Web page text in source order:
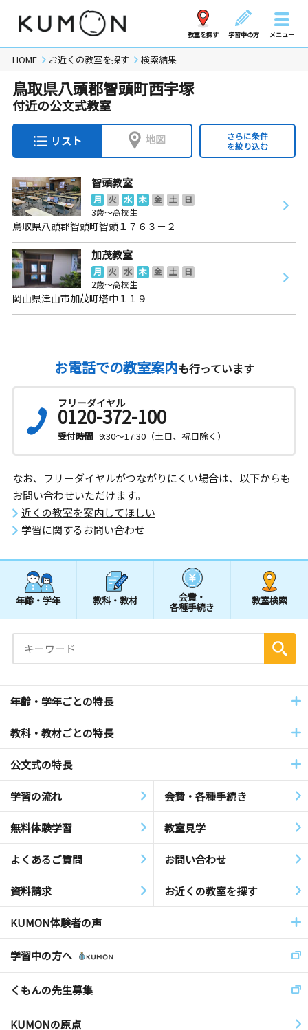
教室を探す 学習中の方 メニュー
HOME お近くの教室を探す 検索結果
鳥取県八頭郡智頭町西宇塚
付近の公文式教室
リスト 地図
さらに条件
を絞り込む
智頭教室
月 火 水 木 金 土
日
3歳～高校生
鳥取県八頭郡智頭町智頭１７６３－２
加茂教室
月 火 水 木 金 土
日
2歳～高校生
岡山県津山市加茂町塔中１１９
お電話での教室案内も行っています
フリーダイヤル
0120-372-100
受付時間 9:30～17:30（土日、祝日除く）
なお、フリーダイヤルがつながりにくい場合は、以下からも
お問い合わせいただけます。
近くの教室を案内してほしい
学習に関するお問い合わせ
年齢・学年 教科・教材 会費・
各種手続き
教室検索
年齢・学年ごとの特長
教科・教材ごとの特長
公文式の特長
学習の流れ 会費・各種手続き
無料体験学習 教室見学
よくあるご質問 お問い合わせ
資料請求 お近くの教室を探す
KUMON体験者の声
学習中の方へ
くもんの先生募集
KUMONの原点